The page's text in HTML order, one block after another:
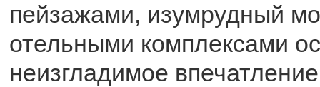
пейзажами, изумрудный
отельными комплексами
неизгладимое